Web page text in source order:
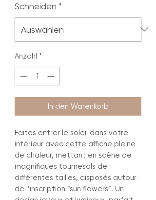
Schneiden *
Anzahl *
In den Warenkorb
Faites entrer le soleil dans votre
intérieur avec cette affiche pleine
de chaleur, mettant en scène de
magnifiques tournesols de
différentes tailles, disposés autour
de l’inscription “sun flowers”. Un